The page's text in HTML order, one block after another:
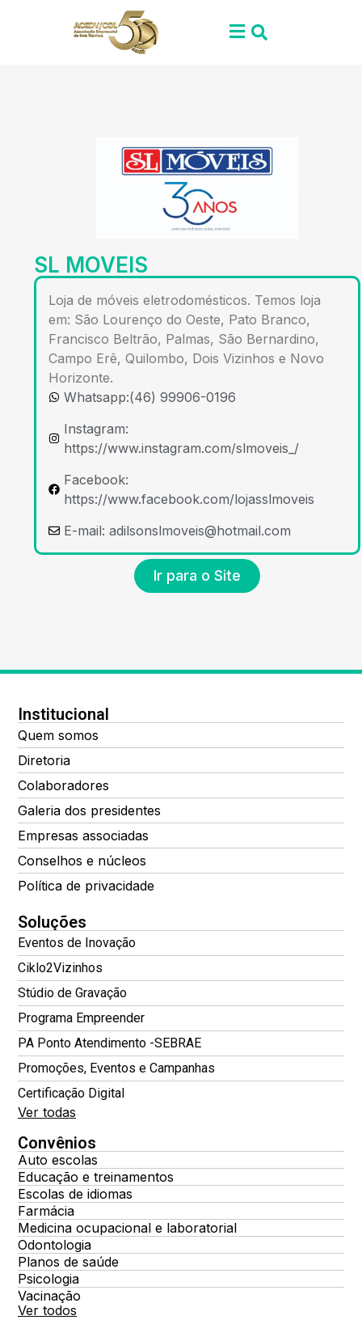
SL MOVEIS
Loja de móveis eletrodomésticos. Temos loja
em: São Lourenço do Oeste, Pato Branco,
Francisco Beltrão, Palmas, São Bernardino,
Campo Erê, Quilombo, Dois Vizinhos e Novo
Horizonte.
Whatsapp:(46) 99906-0196
Instagram:
https://www.instagram.com/slmoveis_/
Facebook:
https://www.facebook.com/lojasslmoveis
E-mail: adilsonslmoveis@hotmail.com
Ir para o Site
Institucional
Quem somos
Diretoria
Colaboradores
Galeria dos presidentes
Empresas associadas
Conselhos e núcleos
Política de privacidade
Soluções
Eventos de Inovação
Ciklo2Vizinhos
Stúdio de Gravação
Programa Empreender
PA Ponto Atendimento -SEBRAE
Promoções, Eventos e Campanhas
Certificação Digital
Ver todas
Convênios
Auto escolas
Educação e treinamentos
Escolas de idiomas
Farmácia
Medicina ocupacional e laboratorial
Odontologia
Planos de saúde
Psicologia
Vacinação
Ver todos